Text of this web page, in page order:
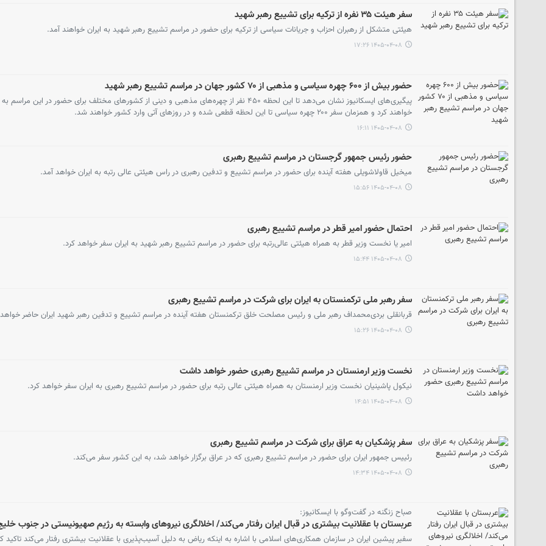
سفر هیئت ۳۵ نفره از ترکیه برای تشییع رهبر شهید
هیئتی متشکل از رهبران احزاب و جریانات سیاسی از ترکیه برای حضور در مراسم تشییع رهبر شهید به ایران خواهند آمد.
۱۴۰۵-۰۴-۰۸ ۱۷:۲۶
حضور بیش از ۶۰۰ چهره سیاسی و مذهبی از ۷۰ کشور جهان در مراسم تشییع رهبر شهید
پیگیری‌های ایسکانیوز نشان می‌دهد تا این لحظه ۴۵۰ نفر از چهره‌های مذهبی و دینی از کشورهای مختلف برای حضور در این
خواهند کرد و همزمان سفر ۲۰۰ چهره سیاسی تا این لحظه قطعی شده و در روزهای آتی وارد کشور خواهند شد.
۱۴۰۵-۰۴-۰۸ ۱۶:۱۱
حضور رئیس جمهور گرجستان در مراسم تشییع رهبری
میخیل قاولاشویلی هفته آینده برای حضور در مراسم تشییع و تدفین رهبری در راس هیئتی عالی رتبه به ایران خواهد آمد.
۱۴۰۵-۰۴-۰۸ ۱۵:۵۶
احتمال حضور امیر قطر در مراسم تشییع رهبری
امیر یا نخست وزیر قطر به همراه هیئتی عالی‌رتبه برای حضور در مراسم تشییع رهبر شهید به ایران سفر خواهد کرد.
۱۴۰۵-۰۴-۰۸ ۱۵:۴۴
سفر رهبر ملی ترکمنستان به ایران برای شرکت در مراسم تشییع رهبری
قربانقلی بردی‌محمداف رهبر ملی و رئیس مصلحت خلق ترکمنستان هفته آینده در مراسم تشییع و تدفین رهبر شهید ایران حاضر
۱۴۰۵-۰۴-۰۸ ۱۵:۲۶
نخست وزیر ارمنستان در مراسم تشییع رهبری حضور خواهد داشت
نیکول پاشینیان نخست وزیر ارمنستان به همراه هیئتی عالی رتبه برای حضور در مراسم تشییع رهبری به ایران سفر خواهد کرد.
۱۴۰۵-۰۴-۰۸ ۱۴:۵۱
سفر پزشکیان به عراق برای شرکت در مراسم تشییع رهبری
رئییس جمهور ایران برای حضور در مراسم تشییع رهبری که در عراق برگزار خواهد شد، به این کشور سفر می‌کند.
۱۴۰۵-۰۴-۰۸ ۱۴:۳۴
صباح زنگنه در گفت‌وگو با ایسکانیوز:
عربستان با عقلانیت بیشتری در قبال ایران رفتار می‌کند/ اخلالگری نیروهای وابسته به رژیم صهیونیستی در جنوب
سفیر پیشین ایران در سازمان همکاری‌های اسلامی با اشاره به اینکه ریاض به دلیل آسیب‌پذیری با عقلانیت بیشتری رفتار می‌کند تاکید